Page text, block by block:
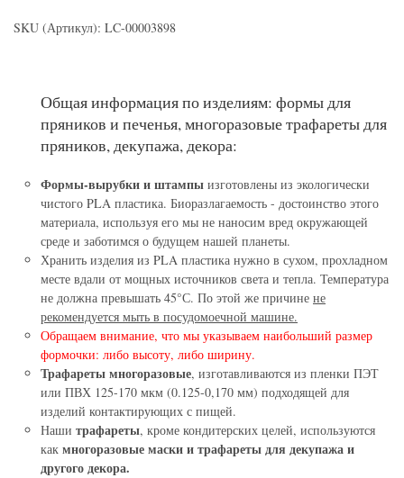
SKU (Артикул): LC-00003898
Общая информация по изделиям: формы для
пряников и печенья, многоразовые трафареты для
пряников, декупажа, декора:
Формы-вырубки и штампы изготовлены из экологически
чистого PLA пластика. Биоразлагаемость - достоинство этого
материала, используя его мы не наносим вред окружающей
среде и заботимся о будущем нашей планеты.
Хранить изделия из PLA пластика нужно в сухом, прохладном
месте вдали от мощных источников света и тепла. Температура
не должна превышать 45°С. По этой же причине не
рекомендуется мыть в посудомоечной машине.
Обращаем внимание, что мы указываем наибольший размер
формочки: либо высоту, либо ширину.
Трафареты многоразовые, изготавливаются из пленки ПЭТ
или ПВХ 125-170 мкм (0.125-0,170 мм) подходящей для
изделий контактирующих с пищей.
Наши трафареты, кроме кондитерских целей, используются
как многоразовые маски и трафареты для декупажа и
другого декора.